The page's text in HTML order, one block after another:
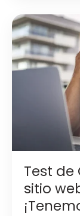
Test de
sitio